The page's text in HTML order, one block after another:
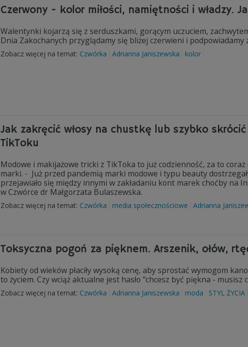
Czerwony - kolor miłości, namiętności i władzy.
Walentynki kojarzą się z serduszkami, gorącym uczuciem,
Dnia Zakochanych przyglądamy się bliżej czerwieni i podpowiadamy
Zobacz więcej na temat: Czwórka Adrianna Janiszewska kolor
Jak zakręcić włosy na chustkę lub szybko
TikToku
Modowe i makijażowe tricki z TikToka to już codzienność, za to
marki. - Już przed pandemią marki modowe i typu beauty
przejawiało się między innymi w zakładaniu kont marek choćby na
w Czwórce dr Małgorzata Bulaszewska.
Zobacz więcej na temat: Czwórka media społecznościowe Adrianna
Toksyczna pogoń za pięknem. Arszenik, ołów,
Kobiety od wieków płaciły wysoką cenę, aby sprostać wymogom
to życiem. Czy wciąż aktualne jest hasło "chcesz być piękna - musisz
Zobacz więcej na temat: Czwórka Adrianna Janiszewska moda STYL ŻYCIA